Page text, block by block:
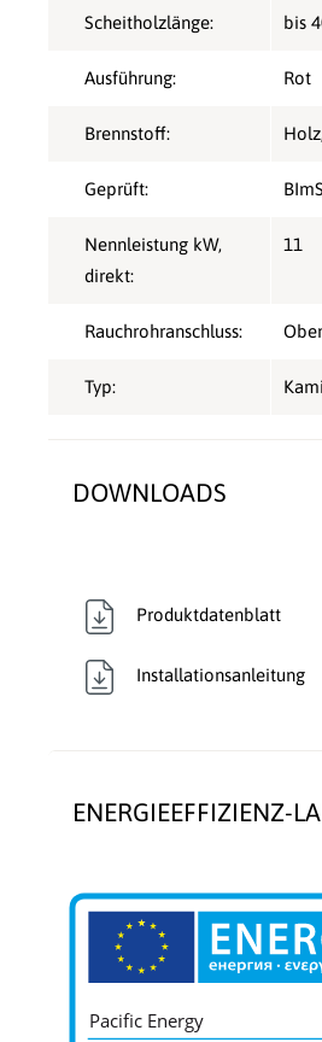
Scheitholzlänge: bis
Ausführung: Rot
Brennstoff: Holz
Geprüft:
Nennleistung kW,
direkt:
11
Rauchrohranschluss:
Typ:
DOWNLOADS
Produktdatenblatt
Installationsanleitung
ENERGIEEFFIZIENZ-
Pacific Energy